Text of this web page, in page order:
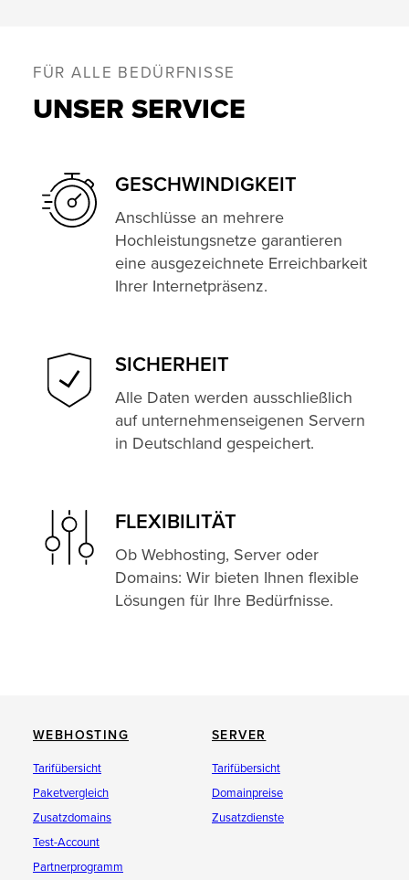
FÜR ALLE BEDÜRFNISSE
UNSER SERVICE
GESCHWINDIG­KEIT
Anschlüsse an mehrere
Hochleistungsnetze garantieren
eine ausgezeichnete Erreichbarkeit
Ihrer Internetpräsenz.
SICHERHEIT
Alle Daten werden ausschließlich
auf unternehmenseigenen Servern
in Deutschland gespeichert.
FLEXIBILITÄT
Ob Webhosting, Server oder
Domains: Wir bieten Ihnen flexible
Lösungen für Ihre Bedürfnisse.
WEBHOSTING
Tarifübersicht
Paketvergleich
Zusatzdomains
Test-Account
Partnerprogramm
SERVER
Tarifübersicht
Domainpreise
Zusatzdienste